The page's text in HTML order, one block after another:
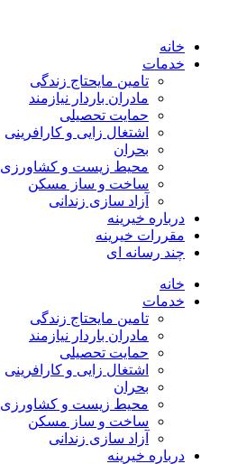
خانه
خدمات
تامین مایحتاج زندگی
مادران باردار نیازمند
حمایت تحصیلی
اشتغال زایی و کارافرینی
بحران
محیط زیست و کشاورزی
ساخت و ساز مسکن
آزاد سازی زندانی
درباره خیرینه
مقررات خیرینه
چند رسانه ای
خانه
خدمات
تامین مایحتاج زندگی
مادران باردار نیازمند
حمایت تحصیلی
اشتغال زایی و کارافرینی
بحران
محیط زیست و کشاورزی
ساخت و ساز مسکن
آزاد سازی زندانی
درباره خیرینه